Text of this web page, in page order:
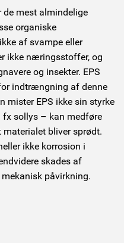
de mest almindelige
organiske
af svampe eller
ikke næringsstoffer, og
og insekter. EPS
indtrængning af denne
mister EPS ikke sin styrke
fx sollys – kan medføre
bliver sprødt.
ikke korrosion i
skades af
påvirkning.